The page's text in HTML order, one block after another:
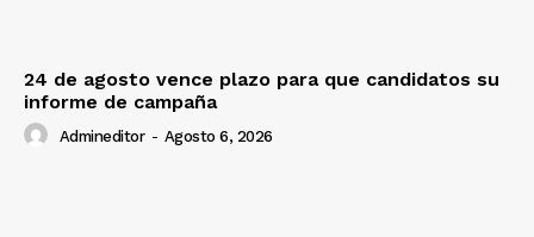
24 de agosto vence plazo para que candidatos su
informe de campaña
Admineditor - Agosto 6, 2026